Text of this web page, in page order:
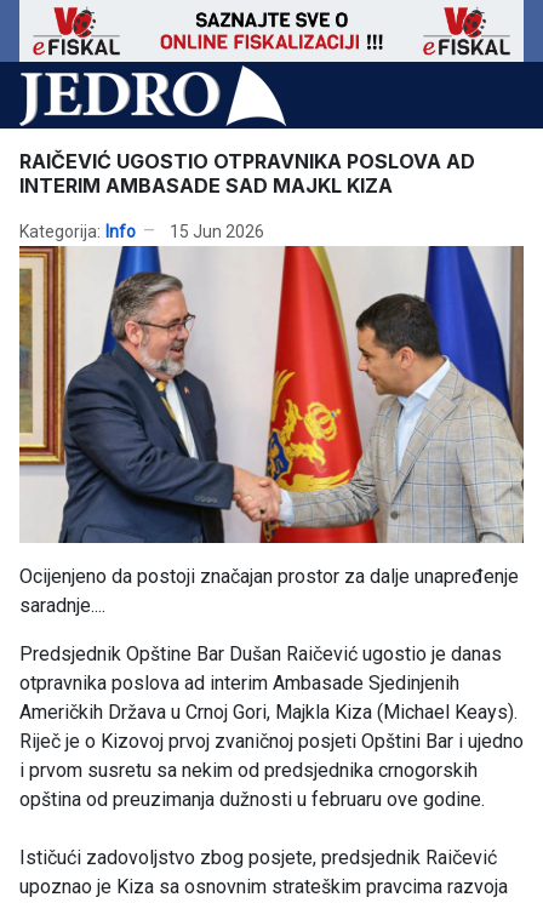
RAIČEVIĆ UGOSTIO OTPRAVNIKA POSLOVA AD
INTERIM AMBASADE SAD MAJKL KIZA
Kategorija: Info 15 Jun 2026
Ocijenjeno da postoji značajan prostor za dalje unapređenje
saradnje....
Predsjednik Opštine Bar Dušan Raičević ugostio je danas
otpravnika poslova ad interim Ambasade Sjedinjenih
Američkih Država u Crnoj Gori, Majkla Kiza (Michael Keays).
Riječ je o Kizovoj prvoj zvaničnoj posjeti Opštini Bar i ujedno
i prvom susretu sa nekim od predsjednika crnogorskih
opština od preuzimanja dužnosti u februaru ove godine.
Ističući zadovoljstvo zbog posjete, predsjednik Raičević
upoznao je Kiza sa osnovnim strateškim pravcima razvoja